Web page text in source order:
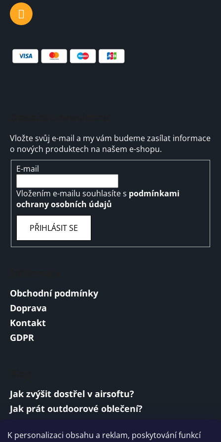
K personalizaci obsahu a reklam, poskytování funkcí
Vložte svůj e-mail a my vám budeme zasílat informace
o nových produktech na našem e-shopu.
E-mail
Vložením e-mailu souhlasíte s podmínkami
ochrany osobních údajů
PŘIHLÁSIT SE
Obchodní podmínky
Doprava
Kontakt
GDPR
Jak zvýšit dostřel v airsoftu?
Jak prát outdoorové oblečení?
Vojenská a armádní sluchátka: co musí